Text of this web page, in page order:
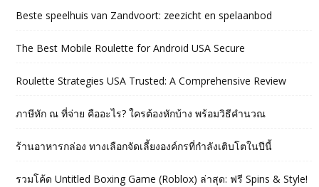
Beste speelhuis van Zandvoort: zeezicht en spelaanbod
The Best Mobile Roulette for Android USA Secure
Roulette Strategies USA Trusted: A Comprehensive Review
ภาษีหัก ณ ที่จ่าย คืออะไร? ใครต้องหักบ้าง พร้อมวิธีคำนวณ
ร้านอาหารกล่อง ทางเลือกจัดเลี้ยงองค์กรที่กำลังเติบโตในปีนี้
รวมโค้ด Untitled Boxing Game (Roblox) ล่าสุด: ฟรี Spins & Style!